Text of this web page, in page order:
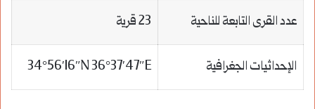
عدد القرى التابعة للناحية 23 قرية
الإحداثيات الجغرافية 34°56′16″N 36°37′47″E